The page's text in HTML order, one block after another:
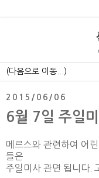
2015/06/06
6월 7일 주일
메르스와 관련하여 어
들은
주일미사 관면 됩니다.